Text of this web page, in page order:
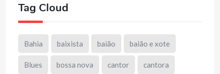
Tag Cloud
Bahia baixista baião baião e xote
Blues bossa nova cantor cantora